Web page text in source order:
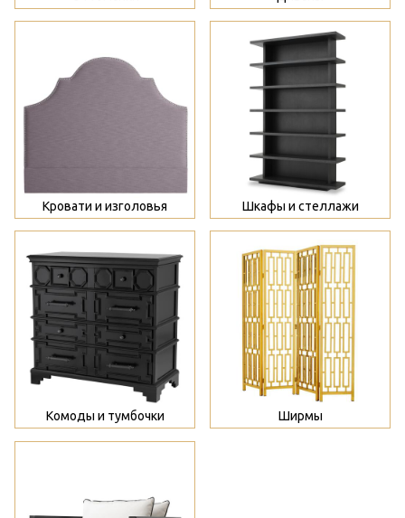
Кровати и изголовья
>
Шкафы и стеллажи
Комоды и тумбочки Ширмы